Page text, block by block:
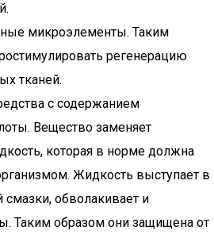
микроэлементы. Таким
регенерацию
тканей.
с содержанием
Вещество заменяет
которая в норме должна
Жидкость выступает в
смазки, обволакивает и
Таким образом они защищена от